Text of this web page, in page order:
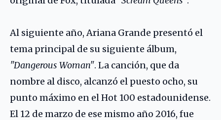
Al siguiente año, Ariana Grande presentó el
tema principal de su siguiente álbum,
"Dangerous Woman". La canción, que da
nombre al disco, alcanzó el puesto ocho, su
punto máximo en el Hot 100 estadounidense.
El 12 de marzo de ese mismo año 2016, fue